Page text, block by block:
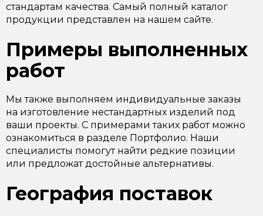
стандартам качества. Самый полный каталог
продукции представлен на нашем сайте.
Примеры выполненных
работ
Мы также выполняем индивидуальные заказы
на изготовление нестандартных изделий под
ваши проекты. С примерами таких работ можно
ознакомиться в разделе Портфолио. Наши
специалисты помогут найти редкие позиции
или предложат достойные альтернативы.
География поставок